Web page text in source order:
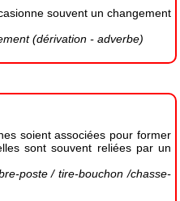
souvent un changement
(dérivation - adverbe)
soient associées pour former
sont souvent reliées par un
poste / tire-bouchon /chasse-